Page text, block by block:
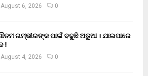
August 6, 2026 0
ଗମ୍ଭୀରଙ୍କ ପାଇଁ ବଢୁଛି ଅଡୁଆ । ଯାଇପାରେ
!
August 4, 2026 0